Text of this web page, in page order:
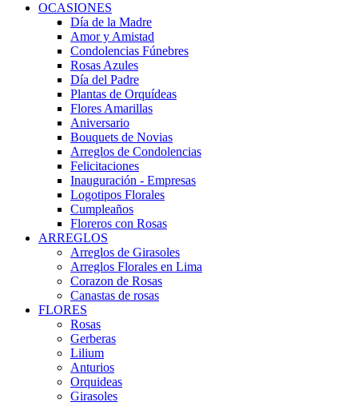
OCASIONES
Día de la Madre
Amor y Amistad
Condolencias Fúnebres
Rosas Azules
Día del Padre
Plantas de Orquídeas
Flores Amarillas
Aniversario
Bouquets de Novias
Arreglos de Condolencias
Felicitaciones
Inauguración - Empresas
Logotipos Florales
Cumpleaños
Floreros con Rosas
ARREGLOS
Arreglos de Girasoles
Arreglos Florales en Lima
Corazon de Rosas
Canastas de rosas
FLORES
Rosas
Gerberas
Lilium
Anturios
Orquideas
Girasoles